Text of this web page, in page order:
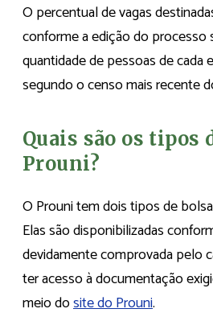
O percentual de vagas
conforme a edição do processo
quantidade de pessoas de cada
segundo o censo mais recente
Quais são os tipos
Prouni?
O Prouni tem dois tipos de
Elas são disponibilizadas
devidamente comprovada pelo
ter acesso à documentação
meio dosite do Prouni.